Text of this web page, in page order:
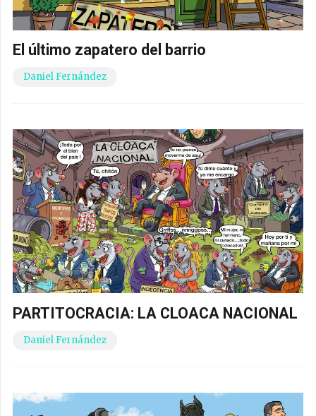
El último zapatero del barrio
Daniel Fernández
PARTITOCRACIA: LA CLOACA NACIONAL
Daniel Fernández